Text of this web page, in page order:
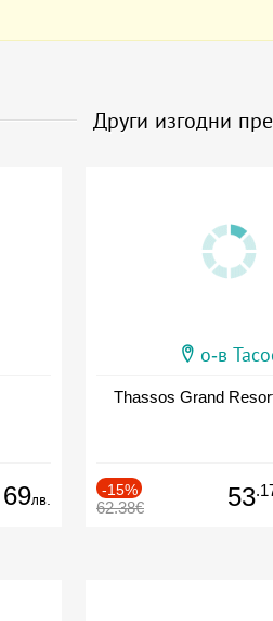
Други изгодни
69лв.
о-в
Thassos Grand
-15%
62.38€ 53